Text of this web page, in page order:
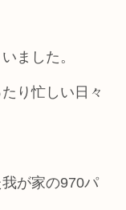
ました。
り忙しい日々
が家の970パ